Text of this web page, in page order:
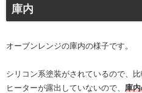
庫内
オーブンレンジの庫内の様子です。
シリコン系塗装がされているので、比
ヒーターが露出していないので、 庫